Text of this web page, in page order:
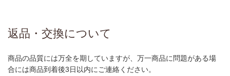
返品・交換について
商品の品質には万全を期していますが、万一商品に問題がある場
合には商品到着後3日以内にご連絡ください。